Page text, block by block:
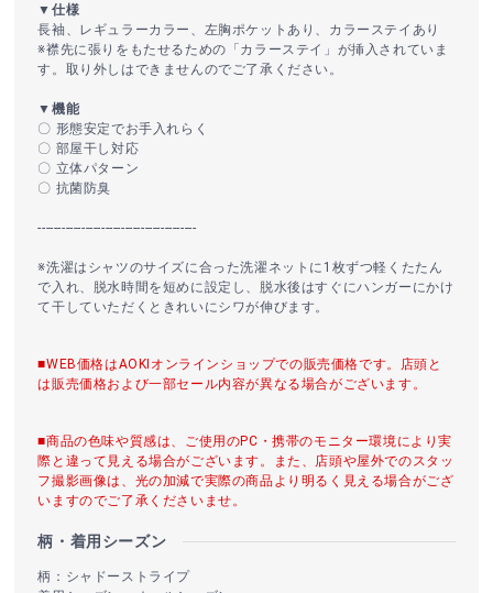
▼仕様
長袖、レギュラーカラー、左胸ポケットあり、カラーステイあり
※襟先に張りをもたせるための「カラーステイ」が挿入されていま
す。取り外しはできませんのでご了承ください。
▼機能
〇 形態安定でお手入れらく
〇 部屋干し対応
〇 立体パターン
〇 抗菌防臭
----------------------------------------
※洗濯はシャツのサイズに合った洗濯ネットに1枚ずつ軽くたたん
で入れ、脱水時間を短めに設定し、脱水後はすぐにハンガーにかけ
て干していただくときれいにシワが伸びます。
■WEB価格はAOKIオンラインショップでの販売価格です。店頭と
は販売価格および一部セール内容が異なる場合がございます。
■商品の色味や質感は、ご使用のPC・携帯のモニター環境により実
際と違って見える場合がございます。また、店頭や屋外でのスタッ
フ撮影画像は、光の加減で実際の商品より明るく見える場合がござ
いますのでご了承くださいませ。
柄・着用シーズン
柄：シャドーストライプ